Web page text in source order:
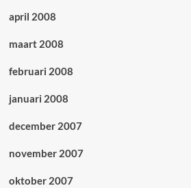
april 2008
maart 2008
februari 2008
januari 2008
december 2007
november 2007
oktober 2007